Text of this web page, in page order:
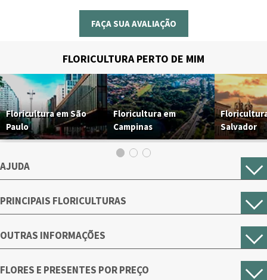
FAÇA SUA AVALIAÇÃO
FLORICULTURA PERTO DE MIM
Floricultura em São
Paulo
Floricultura em
Campinas
Salvador
AJUDA
PRINCIPAIS FLORICULTURAS
OUTRAS INFORMAÇÕES
FLORES E PRESENTES POR PREÇO